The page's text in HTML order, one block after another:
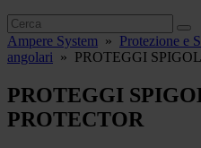
Ampere System » Protezione e
angolari » PROTEGGI
PROTEGGI
PROTECTOR